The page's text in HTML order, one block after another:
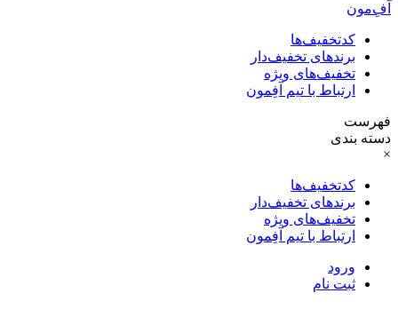
آفِ‌مون
کدتخفیف‌ها
برندهای تخفیف‌دار
تخفیف‌های ویژه
ارتباط با تیم آفِمون
فهرست
دسته بندی
×
کدتخفیف‌ها
برندهای تخفیف‌دار
تخفیف‌های ویژه
ارتباط با تیم آفِمون
ورود
ثبت نام